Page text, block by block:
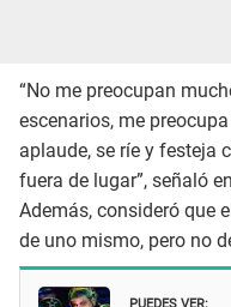
“No me preocupan
escenarios, me
aplaude, se ríe y festeja
fuera de lugar”, señaló
Además, consideró que
de uno mismo, pero no
PUEDES VER: